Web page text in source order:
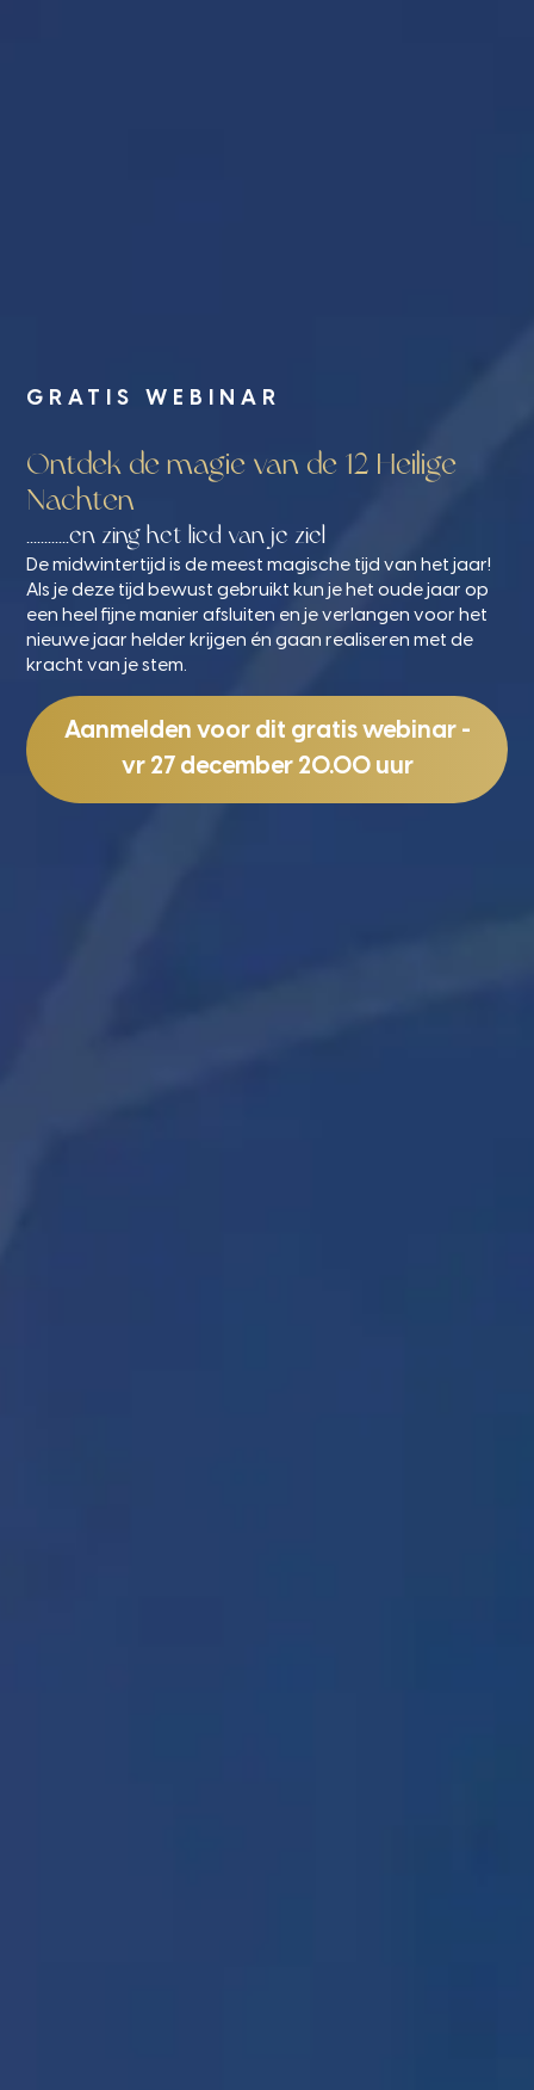
GRATIS WEBINAR
Ontdek de magie van de 12 Heilige
Nachten
............en zing het lied van je ziel
De midwintertijd is de meest magische tijd van het jaar!
Als je deze tijd bewust gebruikt kun je het oude jaar op
een heel fijne manier afsluiten en je verlangen voor het
nieuwe jaar helder krijgen én gaan realiseren met de
kracht van je stem.
Aanmelden voor dit gratis webinar -
vr 27 december 20.00 uur